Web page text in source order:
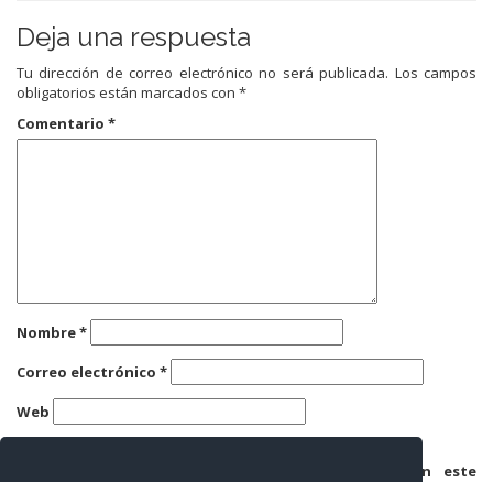
Deja una respuesta
Tu dirección de correo electrónico no será publicada. Los campos
obligatorios están marcados con *
Comentario *
Nombre*
Correo electrónico *
Web
Guarda mi nombre, correo electrónico y web en este